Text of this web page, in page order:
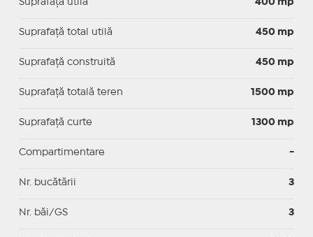
Suprafaţă utilă 400 mp
Suprafaţă total utilă 450 mp
Suprafaţă construită 450 mp
Suprafață totală teren 1500 mp
Suprafaţă curte 1300 mp
Compartimentare -
Nr. bucătării 3
Nr. băi/GS 3